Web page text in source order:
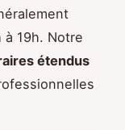
19h. Notre
étendus